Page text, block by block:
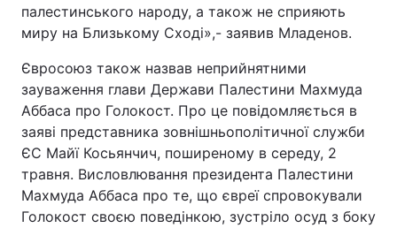
Зброя Інциденти
Здоров'я Туризм
Цікавинки Погода
Відео з Youtube Статті
Інтерв'ю Думки
палестинського народу, а також не сприяють
миру на Близькому Сході»,- заявив Младенов.
Євросоюз також назвав неприйнятними
зауваження глави Держави Палестини Махмуда
Аббаса про Голокост. Про це повідомляється в
заяві представника зовнішньополітичної служби
ЄС Майї Косьянчич, поширеному в середу, 2
травня. Висловлювання президента Палестини
Махмуда Аббаса про те, що євреї спровокували
Голокост своєю поведінкою, зустріло осуд з боку